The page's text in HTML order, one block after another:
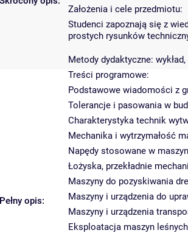
Założenia i cele przedmiotu:
Studenci zapoznają się z
prostych rysunków
Metody dydaktyczne:
Pełny opis:
Treści programowe:
Podstawowe wiadomości z
Tolerancje i pasowania w
Charakterystyka technik
Mechanika i wytrzymałość
Napędy stosowane w
Łożyska, przekładnie
Maszyny do pozyskiwania
Maszyny i urządzenia do
Maszyny i urządzenia
Eksploatacja maszyn